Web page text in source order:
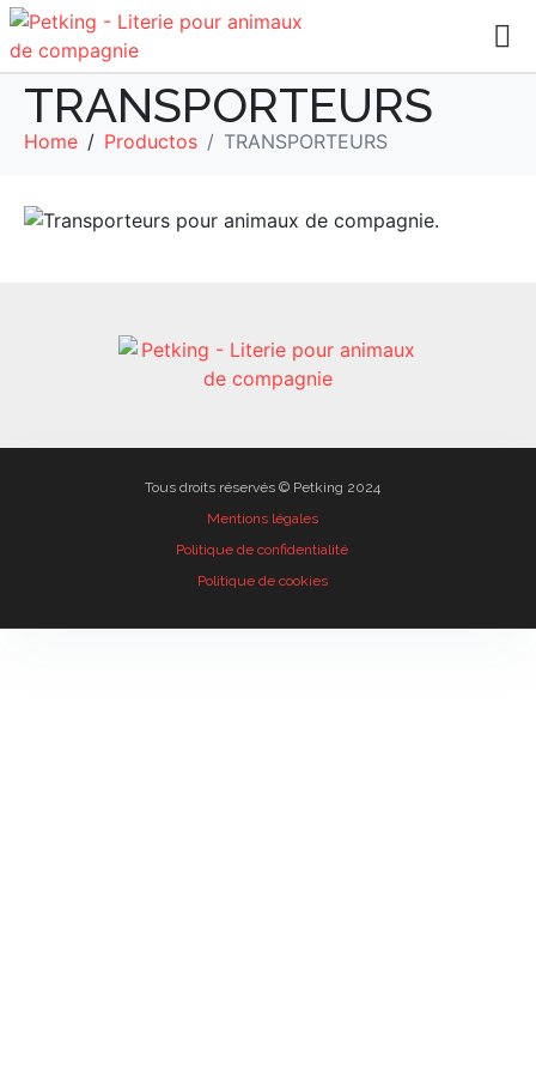
TRANSPORTEURS
Home Productos TRANSPORTEURS
Tous droits réservés © Petking 2024
Mentions légales
Politique de confidentialité
Politique de cookies